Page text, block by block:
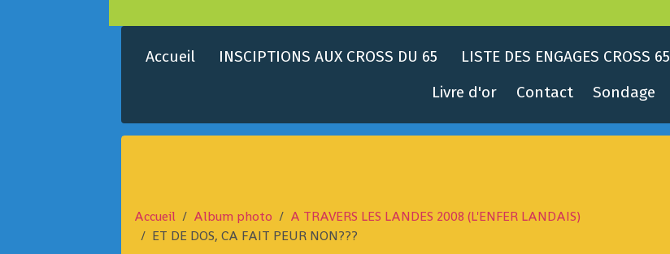
Accueil INSCIPTIONS AUX CROSS DU 65 LISTE DES ENGAGES CROSS 65
Livre d'or
Contact Sondage
Accueil Album photo
A TRAVERS LES LANDES 2008 (L'ENFER LANDAIS)
ET DE DOS, CA FAIT PEUR NON???